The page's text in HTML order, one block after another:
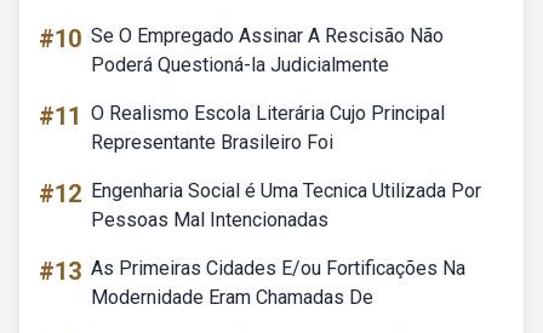
#10 Se O Empregado Assinar A Rescisão Não
Poderá Questioná-la Judicialmente
#11 O Realismo Escola Literária Cujo Principal
Representante Brasileiro Foi
#12 Engenharia Social é Uma Tecnica Utilizada Por
Pessoas Mal Intencionadas
#13 As Primeiras Cidades E/ou Fortificações Na
Modernidade Eram Chamadas De